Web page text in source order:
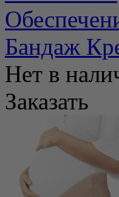
Бандаж
Нет в
Заказать